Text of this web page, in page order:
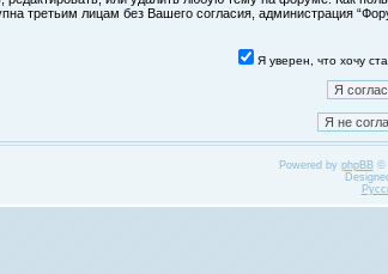
третьим лицам без Вашего согласия, администрация
Я уверен, что хочу
Powered by phpBB©